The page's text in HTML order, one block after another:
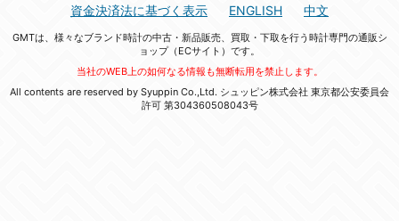
資金決済法に基づく表示
ENGLISH 中文
GMTは、様々なブランド時計の中古・新品販売、買取・下取を行う時計専門の通販シ
ョップ（ECサイト）です。
当社のWEB上の如何なる情報も無断転用を禁止します。
All contents are reserved by Syuppin Co.,Ltd. シュッピン株式会社 東京都公安委員会
許可 第304360508043号